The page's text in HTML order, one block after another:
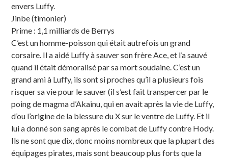
envers Luffy.
Jinbe (timonier)
Prime : 1,1 milliards de Berrys
C’est un homme-poisson qui était autrefois un grand
corsaire. Il a aidé Luffy à sauver son frère Ace, et l’a sauvé
quand il était démoralisé par sa mort soudaine. C’est un
grand ami à Luffy, ils sont si proches qu’il a plusieurs fois
risquer sa vie pour le sauver (il s’est fait transpercer par le
poing de magma d’Akainu, qui en avait après la vie de Luffy,
d’ou l’origine de la blessure du X sur le ventre de Luffy. Et il
lui a donné son sang après le combat de Luffy contre Hody.
Ils ne sont que dix, donc moins nombreux que la plupart des
équipages pirates, mais sont beaucoup plus forts que la